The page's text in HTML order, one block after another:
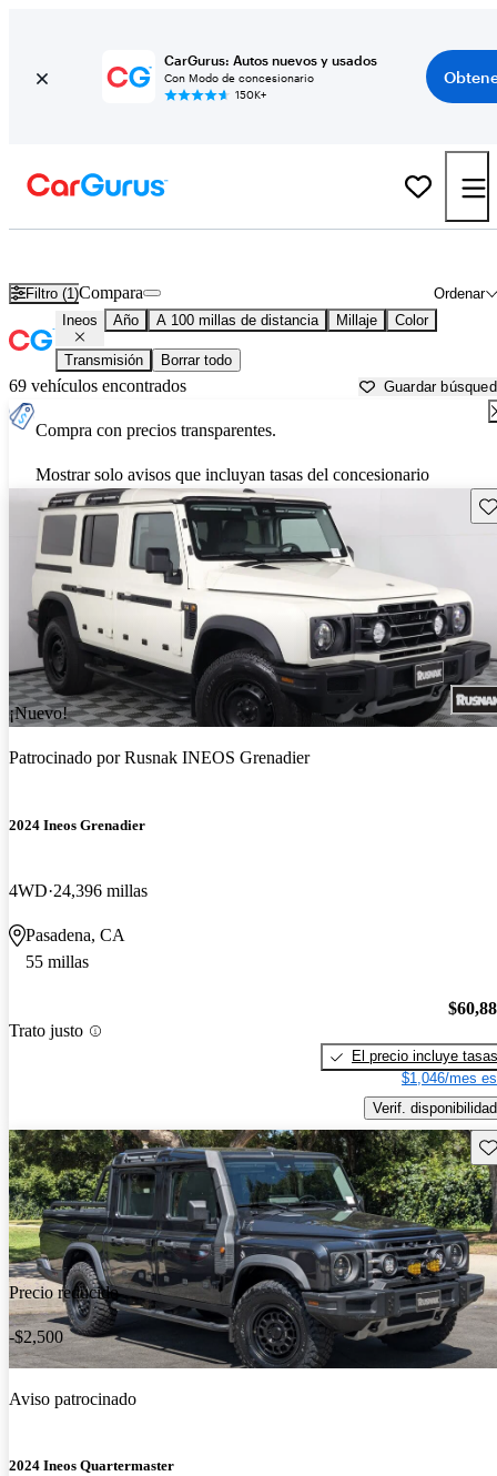
CarGurus: Autos nuevos y usados
Con Modo de concesionario
150K+
Filtro (1) Ordenar
Compara
Ineos Año A 100 millas de distancia Millaje Color
Transmisión Borrar todo
69 vehículos encontrados Guardar
Compra con precios transparentes.
Mostrar solo avisos que incluyan tasas del concesionario
¡Nuevo!
Patrocinado porRusnak INEOS Grenadier
2024 Ineos Grenadier
4WD 24,396 millas
Pasadena, CA
55 millas
Trato justo
El precio incluye tasas
$1,046/mes
Verif. disponibilidad
Precio reducido
-$2,500
Aviso patrocinado
2024 Ineos Quartermaster